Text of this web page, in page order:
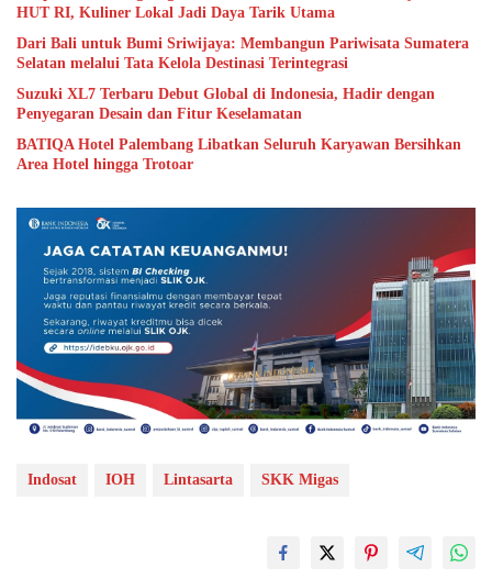
HUT RI, Kuliner Lokal Jadi Daya Tarik Utama
Dari Bali untuk Bumi Sriwijaya: Membangun Pariwisata Sumatera
Selatan melalui Tata Kelola Destinasi Terintegrasi
Suzuki XL7 Terbaru Debut Global di Indonesia, Hadir dengan
Penyegaran Desain dan Fitur Keselamatan
BATIQA Hotel Palembang Libatkan Seluruh Karyawan Bersihkan
Area Hotel hingga Trotoar
Indosat IOH Lintasarta SKK Migas